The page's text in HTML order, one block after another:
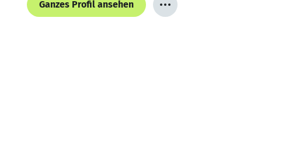
Ganzes Profil ansehen